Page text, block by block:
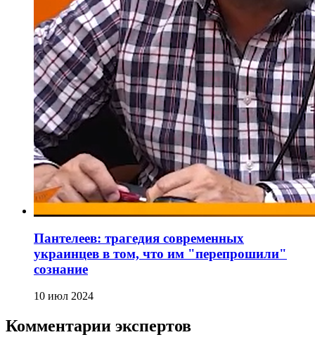
Пантелеев: трагедия современных
украинцев в том, что им "перепрошили"
сознание
10 июл 2024
Комментарии экспертов